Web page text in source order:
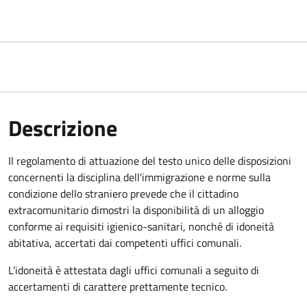
Descrizione
Il regolamento di attuazione del testo unico delle disposizioni
concernenti la disciplina dell'immigrazione e norme sulla
condizione dello straniero prevede che il cittadino
extracomunitario dimostri la disponibilità di un alloggio
conforme ai requisiti igienico-sanitari, nonché di idoneità
abitativa, accertati dai competenti uffici comunali.
L’idoneità è attestata dagli uffici comunali a seguito di
accertamenti di carattere prettamente tecnico.